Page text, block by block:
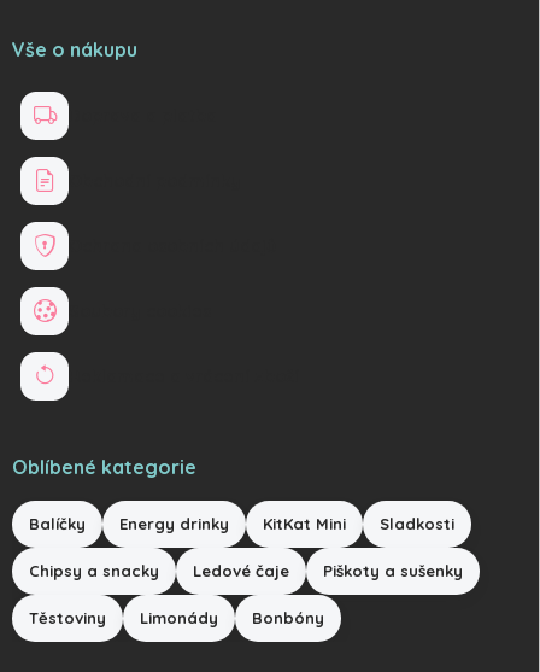
Vše o nákupu
Oblíbené kategorie
Balíčky Energy drinky KitKat Mini Sladkosti
Chipsy a snacky Ledové čaje Piškoty a sušenky
Těstoviny Limonády Bonbóny